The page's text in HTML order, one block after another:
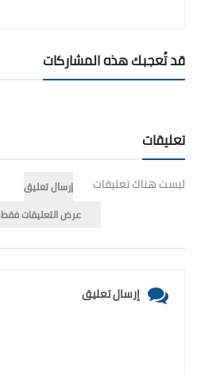
قد تُعجبك هذه المشاركات
تعليقات
ليست هناك تعليقات
إرسال تعليق
عرض التعليقات فقط
إرسال تعليق